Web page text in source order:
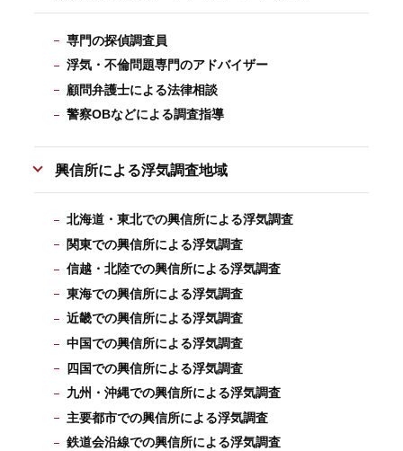
専門の探偵調査員
浮気・不倫問題専門のアドバイザー
顧問弁護士による法律相談
警察OBなどによる調査指導
興信所による浮気調査地域
北海道・東北での興信所による浮気調査
関東での興信所による浮気調査
信越・北陸での興信所による浮気調査
東海での興信所による浮気調査
近畿での興信所による浮気調査
中国での興信所による浮気調査
四国での興信所による浮気調査
九州・沖縄での興信所による浮気調査
主要都市での興信所による浮気調査
鉄道会沿線での興信所による浮気調査